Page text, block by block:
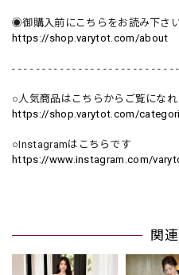
◉御購入前にこちらをお読み下さ
https://shop.varytot.com/about
- - - - - - - - - - - - - - - - - - - - - - - - - - -
○人気商品はこちらからご覧になれ
https://shop.varytot.com/
○Instagramはこちらです
https://www.instagram.com/
関